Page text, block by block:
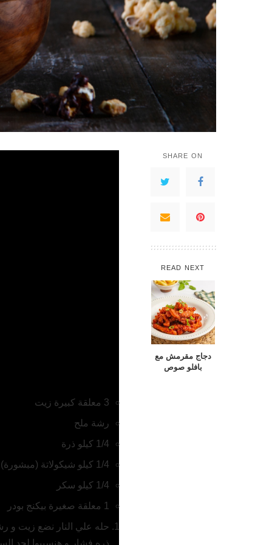
SHARE ON
READ NEXT
دجاج مقرمش مع
بافلو صوص
3 معلقة كبيرة زيت
رشة ملح
1/4 كيلو ذرة
1/4 كيلو شيكولاتة (مبشورة)
1/4 كيلو سكر
1 معلقة صغيرة بيكنج بودر
حله علي النار نضع زيت و
ذره فشار و هنسيبوا لحد